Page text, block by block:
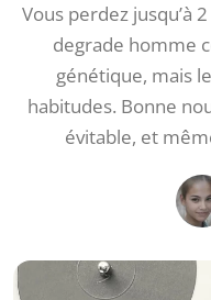
Vous perdez jusqu’à
degrade homme
génétique, mais
habitudes. Bonne
évitable, et